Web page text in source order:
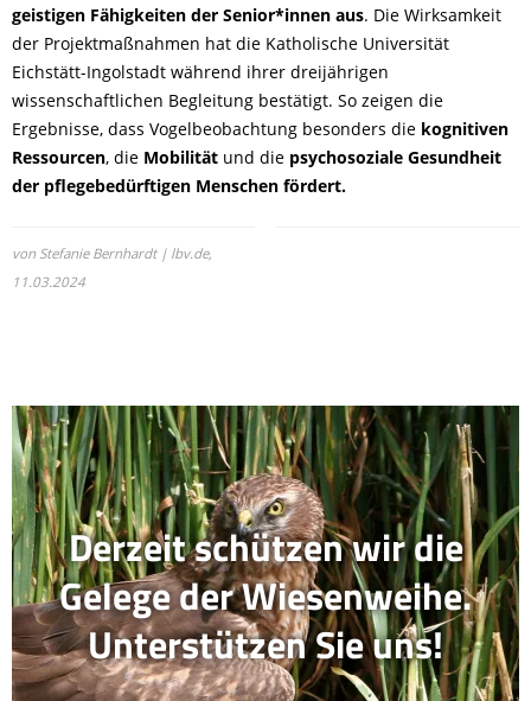
geistigen Fähigkeiten der Senior*innen aus. Die Wirksamkeit
der Projektmaßnahmen hat die Katholische Universität
Eichstätt-Ingolstadt während ihrer dreijährigen
wissenschaftlichen Begleitung bestätigt. So zeigen die
Ergebnisse, dass Vogelbeobachtung besonders die kognitiven
Ressourcen, die Mobilität und die psychosoziale Gesundheit
der pflegebedürftigen Menschen fördert.
von Stefanie Bernhardt | lbv.de,
11.03.2024
Derzeit schützen wir die
Gelege der Wiesenweihe.
Unterstützen Sie uns!